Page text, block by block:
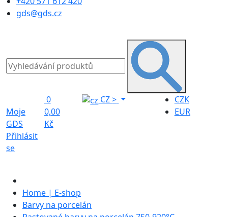
gds@gds.cz
Moje
GDS
Přihlásit
se
0
0,00
Kč
CZ>
CZK
EUR
Home | E-shop
Barvy na porcelán